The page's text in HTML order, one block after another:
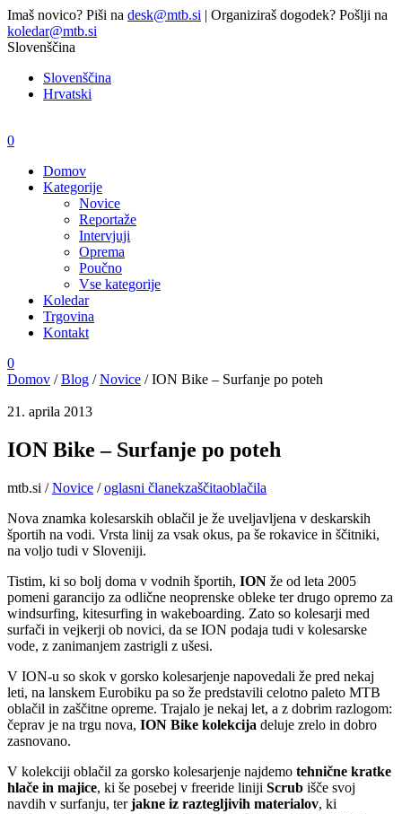
Imaš novico? Piši na desk@mtb.si | Organiziraš dogodek? Pošlji na
koledar@mtb.si
Slovenščina
Slovenščina
Hrvatski
0
Domov
Kategorije
Novice
Reportaže
Intervjuji
Oprema
Poučno
Vse kategorije
Koledar
Trgovina
Kontakt
0
Domov /Blog /Novice /ION Bike – Surfanje po poteh
21. aprila 2013
ION Bike – Surfanje po poteh
mtb.si / Novice / oglasni članekzaščitaoblačila
Nova znamka kolesarskih oblačil je že uveljavljena v deskarskih
športih na vodi. Vrsta linij za vsak okus, pa še rokavice in ščitniki,
na voljo tudi v Sloveniji.
Tistim, ki so bolj doma v vodnih športih, ION že od leta 2005
pomeni garancijo za odlične neoprenske obleke ter drugo opremo za
windsurfing, kitesurfing in wakeboarding. Zato so kolesarji med
surfači in vejkerji ob novici, da se ION podaja tudi v kolesarske
vode, z zanimanjem zastrigli z ušesi.
V ION-u so skok v gorsko kolesarjenje napovedali že pred nekaj
leti, na lanskem Eurobiku pa so že predstavili celotno paleto MTB
oblačil in zaščitne opreme. Trajalo je nekaj let, a z dobrim razlogom:
čeprav je na trgu nova, ION Bike kolekcija deluje zrelo in dobro
zasnovano.
V kolekciji oblačil za gorsko kolesarjenje najdemo tehnične kratke
hlače in majice, ki še posebej v freeride liniji Scrub išče svoj
navdih v surfanju, terjakne iz raztegljivih materialov, ki